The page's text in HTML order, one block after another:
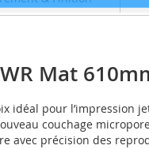
Mat
pour l’impression
couchage
avec précision des